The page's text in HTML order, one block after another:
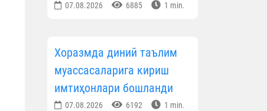
07.08.2026 6885 1 min.
Хоразмда диний таълим
муассасаларига кириш
имтиҳонлари бошланди
07.08.2026 6192 1 min.